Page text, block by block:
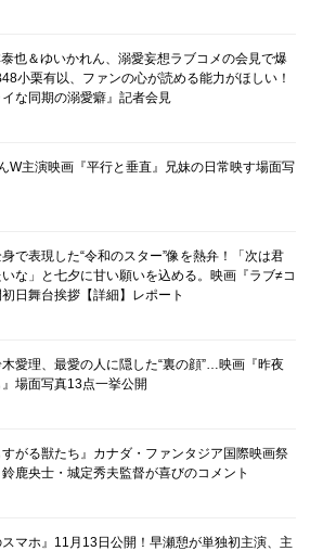
也＆ゆいかれん、溺愛妄想ラブコメの会見で爆
小栗有以、ファンの心が読める能力がほしい！
イな同期の溺愛癖』記者会見
W主演映画『平行と垂直』兄妹の日常映す場面写
で表現した“令和のスター”像を熱弁！「次は君
な」と七夕に甘い願いを込める。映画『ラブ≠コ
日舞台挨拶【詳細】レポート
愛理、最愛の人に隠した“裏の顔”…映画『昨夜
場面写真13点一挙公開
がる獣たち』カナダ・ファンタジア国際映画祭
鈴鹿央士・城定秀夫監督が喜びのコメント
マホ』11月13日公開！早瀬憩が単独初主演、主